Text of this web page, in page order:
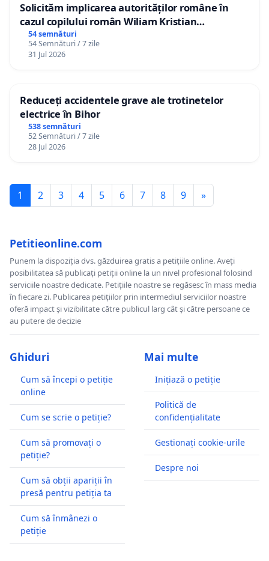
Solicităm implicarea autorităților române în
cazul copilului român Wiliam Kristian
Gheorghe, aflat în plasament în Danemarca de
12 ani
54 semnături
54 Semnături / 7 zile
31 Jul 2026
Reduceți accidentele grave ale trotinetelor
electrice în Bihor
538 semnături
52 Semnături / 7 zile
28 Jul 2026
1 2 3 4 5 6 7 8 9 »
Petitieonline.com
Punem la dispoziția dvs. găzduirea gratis a petițiile online. Aveți
posibilitatea să publicați petiții online la un nivel profesional folosind
serviciile noastre dedicate. Petițiile noastre se regăsesc în mass media
în fiecare zi. Publicarea petițiilor prin intermediul serviciilor noastre
oferă impact și vizibilitate către publicul larg cât și către persoane ce
au putere de decizie
Ghiduri
Cum să începi o petiție
online
Cum se scrie o petiție?
Cum să promovați o
petiție?
Cum să obții apariții în
presă pentru petiția ta
Cum să înmânezi o
petiție
Mai multe
Inițiază o petiție
Politică de
confidențialitate
Gestionați cookie-urile
Despre noi